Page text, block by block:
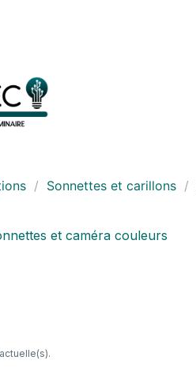
Sonnettes et carillons